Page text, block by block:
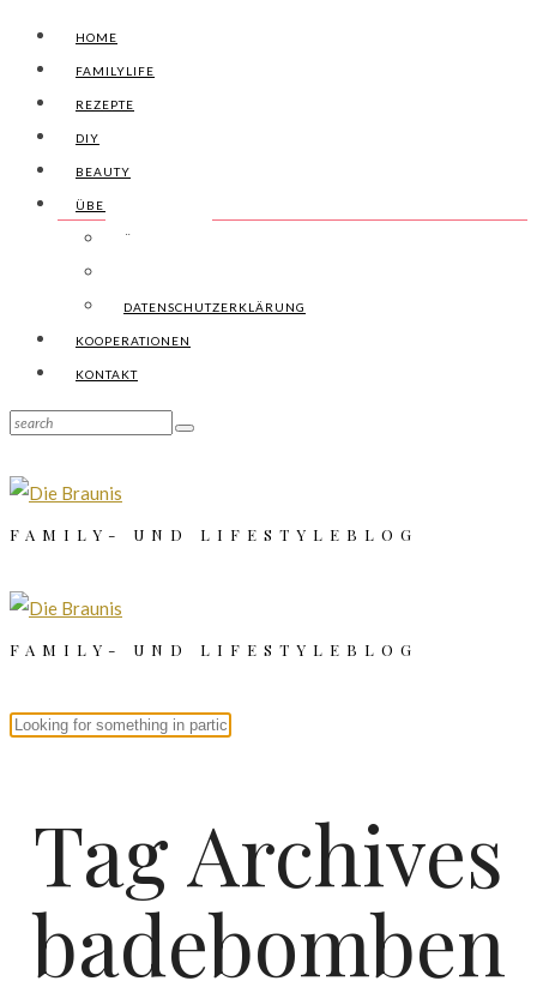
HOME
FAMILYLIFE
REZEPTE
DIY
BEAUTY
ÜBER UNS
ÜBER UNS
DATENSCHUTZERKLÄRUNG
KOOPERATIONEN
KONTAKT
FAMILY- UND LIFESTYLEBLOG
FAMILY- UND LIFESTYLEBLOG
Tag Archives
badebomben